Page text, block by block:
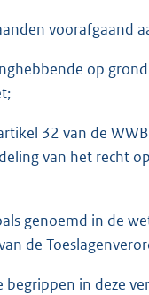
voorafgaand
op
32 van de
van het recht
genoemd in de
de
in deze